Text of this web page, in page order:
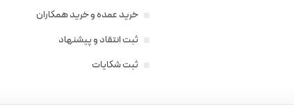
خرید عمده و خرید همکاران
ثبت انتقاد و پیشنهاد
ثبت شکایات